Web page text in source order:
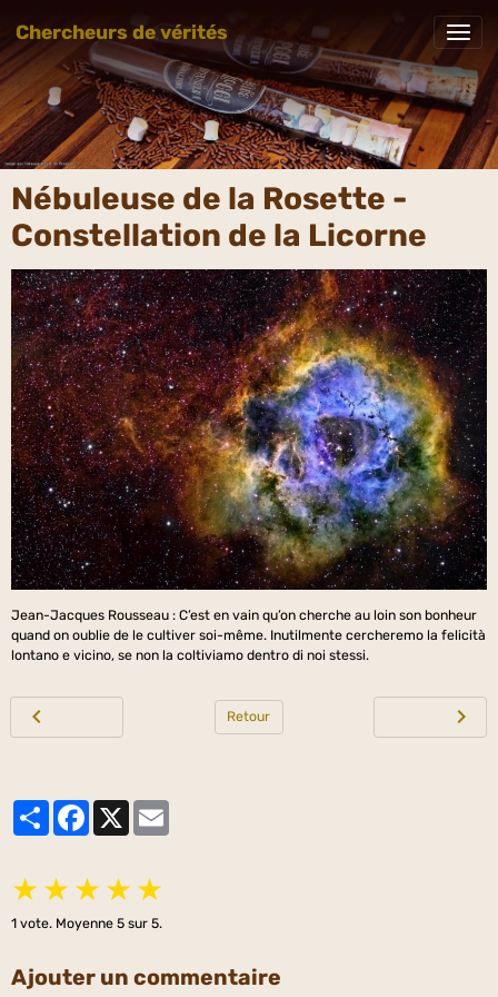
Chercheurs de vérités
Nébuleuse de la Rosette -
Constellation de la Licorne
Jean-Jacques Rousseau : C’est en vain qu’on cherche au loin son bonheur
quand on oublie de le cultiver soi-même. Inutilmente cercheremo la felicità
lontano e vicino, se non la coltiviamo dentro di noi stessi.
Retour
PartagerFacebook
X
★ ★ ★ ★ ★
1 vote. Moyenne 5 sur 5.
Ajouter un commentaire